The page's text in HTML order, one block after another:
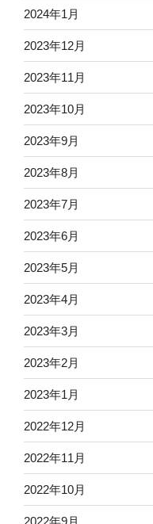
2024年1月
2023年12月
2023年11月
2023年10月
2023年9月
2023年8月
2023年7月
2023年6月
2023年5月
2023年4月
2023年3月
2023年2月
2023年1月
2022年12月
2022年11月
2022年10月
2022年9月